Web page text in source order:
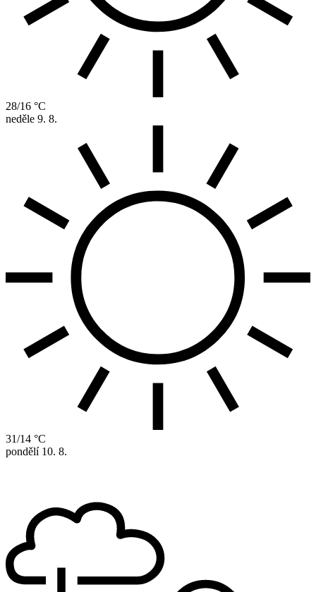
28/16 °C
neděle 9. 8.
31/14 °C
pondělí 10. 8.